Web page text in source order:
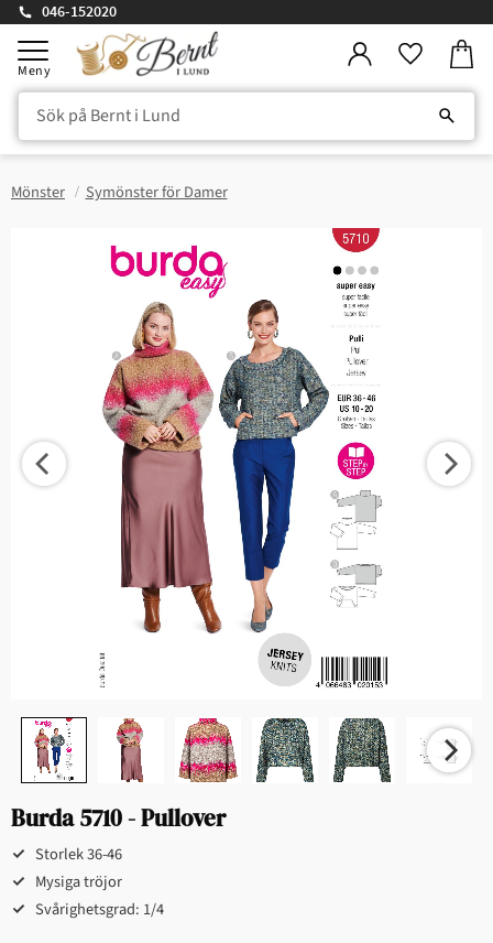
Meny
046-152020
Mönster Symönster för Damer
Burda 5710 - Pullover
Storlek 36-46
Mysiga tröjor
Svårighetsgrad: 1/4